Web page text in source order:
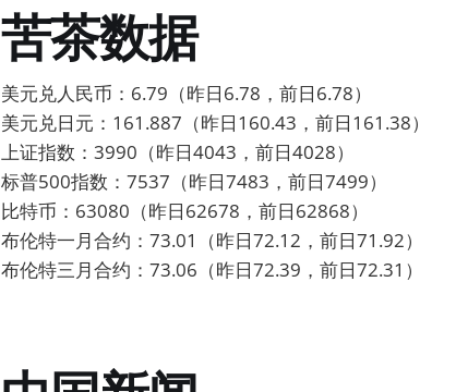
苦茶数据
美元兑人民币：6.79（昨日6.78，前日6.78）
美元兑日元：161.887（昨日160.43，前日161.38）
上证指数：3990（昨日4043，前日4028）
标普500指数：7537（昨日7483，前日7499）
比特币：63080（昨日62678，前日62868）
布伦特一月合约：73.01（昨日72.12，前日71.92）
布伦特三月合约：73.06（昨日72.39，前日72.31）